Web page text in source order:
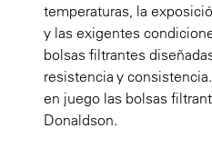
temperaturas, la
y las exigentes
bolsas filtrantes
resistencia y
en juego las bolsas
Donaldson.